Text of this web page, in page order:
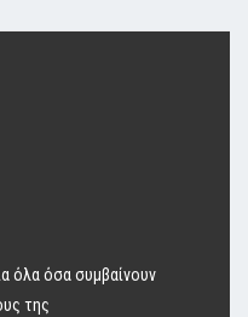
όλα όσα συμβαίνουν
της